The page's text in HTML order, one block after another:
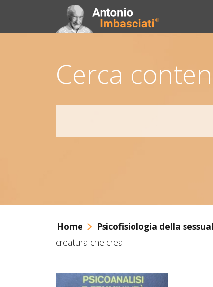
Cerca
Home Psicofisiologia della
creatura che crea